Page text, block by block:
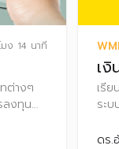
ง 14 นาที
ต่างๆ
ลงทุน
เ
เรี
ระ
ดร.